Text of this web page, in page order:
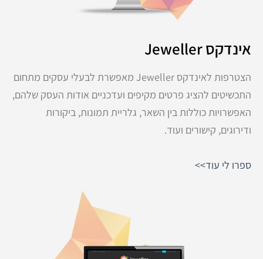
אינדקס Jeweller
הצטרפות לאינדקס Jeweller מאפשרת לבעלי עסקים מתחום
התכשיטים להציג פרטים מקיפים ועדכניים אודות העסק שלהם,
האפשרויות כוללות בין השאר, גלריית תמונות, ביקורות
ודירוגים, קישורים ועוד.
ספרו לי עוד>>